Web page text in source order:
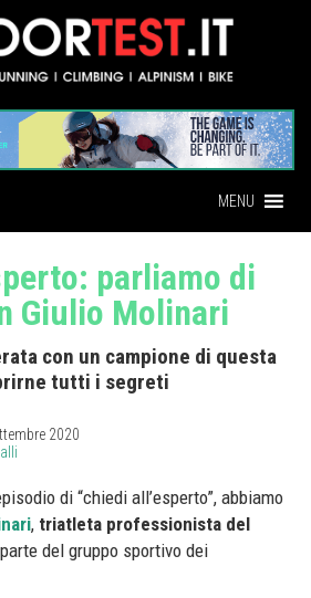
MENU
parliamo di
Giulio Molinari
con un campione di questa
tutti i segreti
2020
di “chiedi all’esperto”, abbiamo
, triatleta professionista del
del gruppo sportivo dei